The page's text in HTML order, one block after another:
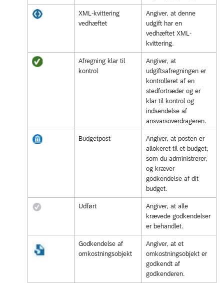
XML-kvittering
vedhæftet
Angiver, at denne
udgift har en
vedhæftet XML-
kvittering.
Afregning klar til
kontrol
Angiver, at
udgiftsafregningen er
kontrolleret af en
stedfortræder og er
klar til kontrol og
indsendelse af
ansvarsoverdrageren.
Budgetpost
Angiver, at posten er
allokeret til et budget,
som du administrerer,
og kræver
godkendelse af dit
budget.
Udført
Angiver, at alle
krævede godkendelser
er behandlet.
Godkendelse af
omkostningsobjekt
Angiver, at et
omkostningsobjekt er
godkendt af
godkenderen.